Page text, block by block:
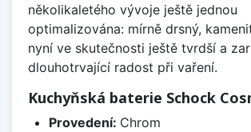
několikaletého vývoje ještě jednou
optimalizována: mírně drsný,
nyní ve skutečnosti ještě tvrdší a
dlouhotrvající radost při vaření.
Kuchyňská baterie Schock
Provedení: Chrom